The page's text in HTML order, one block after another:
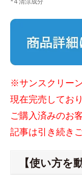
※サンスクリー
現在完売しており
ご購入済みのお
記事は引き続き
【使い方を